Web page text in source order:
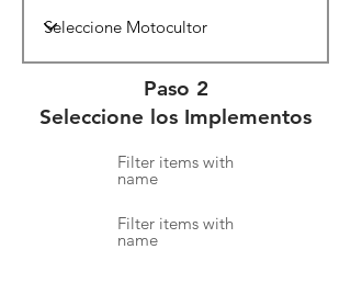
Paso 2
Seleccione los Implementos
Filter items with
name
Filter items with
name